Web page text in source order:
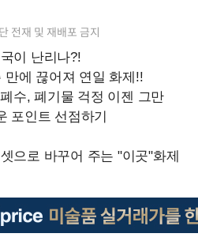
전재 및 재배포 금지